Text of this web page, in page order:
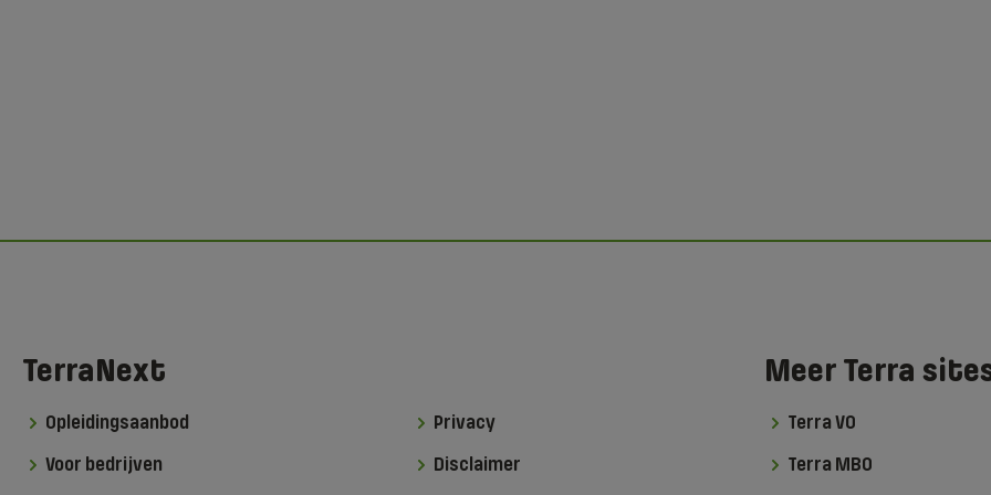
TerraNext
Opleidingsaanbod
Voor bedrijven
Privacy
Disclaimer
Meer Terra
Terra VO
Terra MBO